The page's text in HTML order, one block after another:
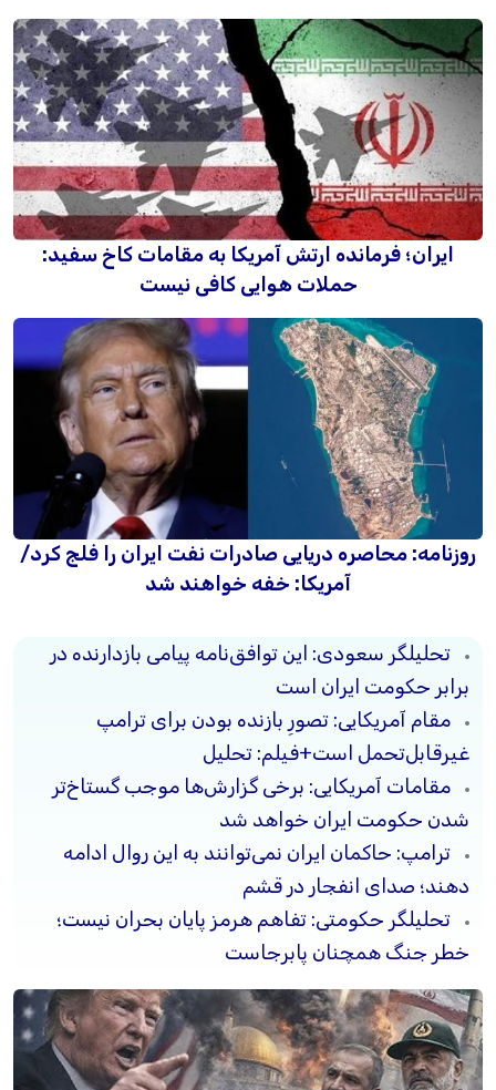
ایران؛ فرمانده ارتش آمریکا به مقامات کاخ سفید:
حملات هوایی کافی نیست
روزنامه: محاصره دریایی صادرات نفت ایران را فلج کرد/
آمریکا: خفه خواهند شد
تحلیلگر سعودی: این توافق‌نامه پیامی بازدارنده در
برابر حکومت ایران است
مقام آمریکایی: تصورِ بازنده بودن برای ترامپ
غیرقابل‌تحمل است+فیلم: تحلیل
مقامات آمریکایی: برخی گزارش‌ها موجب گستاخ‌تر
شدن حکومت ایران خواهد شد
ترامپ: حاکمان ایران نمی‌توانند به این روال ادامه
دهند؛ صدای انفجار در قشم
تحلیلگر حکومتی: تفاهم هرمز پایان بحران نیست؛
خطر جنگ همچنان پابرجاست